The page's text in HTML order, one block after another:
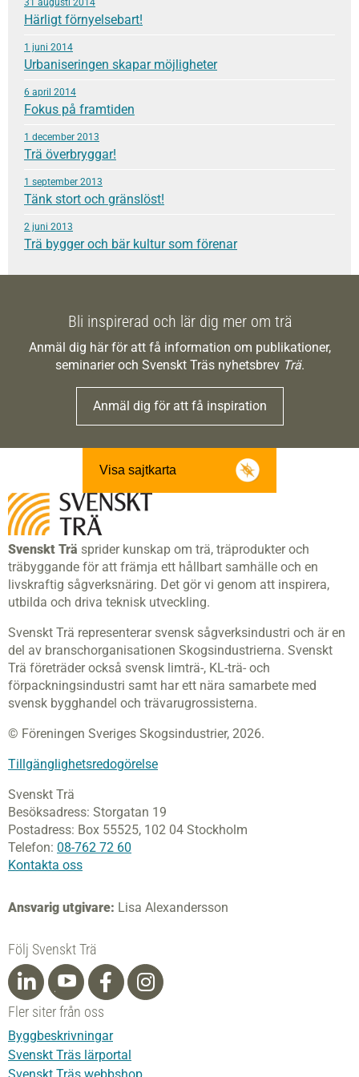
31 augusti 2014
Härligt förnyelsebart!
1 juni 2014
Urbaniseringen skapar möjligheter
6 april 2014
Fokus på framtiden
1 december 2013
Trä överbryggar!
1 september 2013
Tänk stort och gränslöst!
2 juni 2013
Trä bygger och bär kultur som förenar
Bli inspirerad och lär dig mer om trä
Anmäl dig här för att få information om publikationer,
seminarier och Svenskt Träs nyhetsbrev Trä.
Anmäl dig för att få inspiration
Visa sajtkarta
Svenskt Trä sprider kunskap om trä, träprodukter och
träbyggande för att främja ett hållbart samhälle och en
livskraftig sågverksnäring. Det gör vi genom att inspirera,
utbilda och driva teknisk utveckling.
Svenskt Trä representerar svensk sågverksindustri och är en
del av branschorganisationen Skogsindustrierna. Svenskt
Trä företräder också svensk limträ-, KL-trä- och
förpackningsindustri samt har ett nära samarbete med
svensk bygghandel och trävarugrossisterna.
© Föreningen Sveriges Skogsindustrier, 2026.
Tillgänglighetsredogörelse
Svenskt Trä
Besöksadress: Storgatan 19
Postadress: Box 55525, 102 04 Stockholm
Telefon: 08-762 72 60
Kontakta oss
Ansvarig utgivare: Lisa Alexandersson
Följ Svenskt Trä
Fler siter från oss
Byggbeskrivningar
Svenskt Träs lärportal